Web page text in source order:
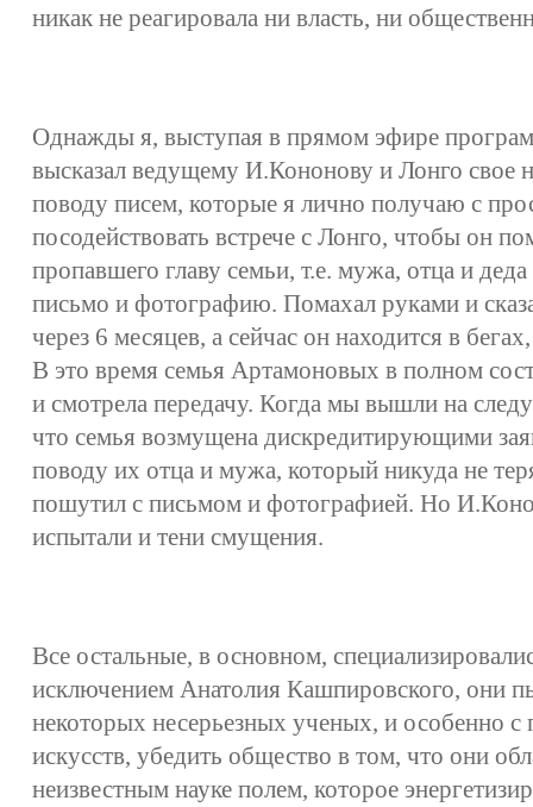
никак не реагировала ни власть, ни
Однажды я, выступая в прямом эфире
высказал ведущему И.Кононову и Лонго свое
поводу писем, которые я лично получаю с
посодействовать встрече с Лонго, чтобы он
пропавшего главу семьи, т.е. мужа, отца и
письмо и фотографию. Помахал руками и
через 6 месяцев, а сейчас он находится в
В это время семья Артамоновых в полном
и смотрела передачу. Когда мы вышли на
что семья возмущена дискредитирующими
поводу их отца и мужа, который никуда не
пошутил с письмом и фотографией. Но
испытали и тени смущения.
Все остальные, в основном,
исключением Анатолия Кашпировского, они
некоторых несерьезных ученых, и особенно
искусств, убедить общество в том, что они
неизвестным науке полем, которое